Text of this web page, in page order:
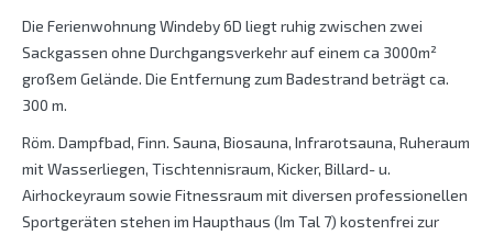
Die Ferienwohnung Windeby 6D liegt ruhig zwischen zwei
Sackgassen ohne Durchgangsverkehr auf einem ca 3000m²
großem Gelände. Die Entfernung zum Badestrand beträgt ca.
300 m.
Röm. Dampfbad, Finn. Sauna, Biosauna, Infrarotsauna, Ruheraum
mit Wasserliegen, Tischtennisraum, Kicker, Billard- u.
Airhockeyraum sowie Fitnessraum mit diversen professionellen
Sportgeräten stehen im Haupthaus (Im Tal 7) kostenfrei zur